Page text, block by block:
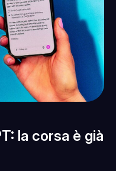
la corsa è già